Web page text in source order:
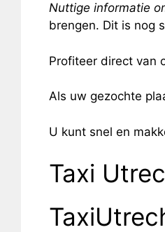
Nuttige informatie
brengen. Dit is nog
Profiteer direct van
Als uw gezochte
U kunt snel en
Taxi